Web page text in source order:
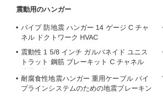
震動用のハンガー
パイプ 防地震 ハンガー 14 ゲージ C チャ
ネル ドクトワーク HVAC
震動性 1 5/8 インチ ガルバネイド ユニス
トラット 鋼筋 ブレーキット C チャネル
耐腐食性地震ハンガー 重用ケーブル パイ
プラインシステムのための地震ブレーキン